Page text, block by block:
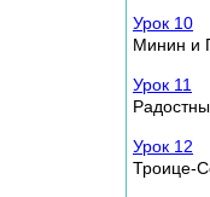
Урок 10
Минин и
Урок 11
Урок 12
Троице-